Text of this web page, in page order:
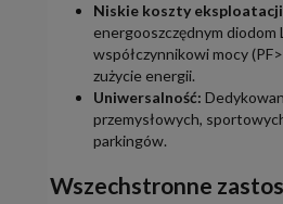
Niskie koszty
energooszczędnym diodom
współczynnikowi mocy
zużycie energii.
Uniwersalność:
przemysłowych,
parkingów.
Wszechstronne